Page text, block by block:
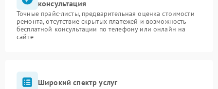
консультация
Точные прайс-листы, предварительная оценка стоимости
ремонта, отсутствие скрытых платежей и возможность
бесплатной консультации по телефону или онлайн на
сайте
Широкий спектр услуг